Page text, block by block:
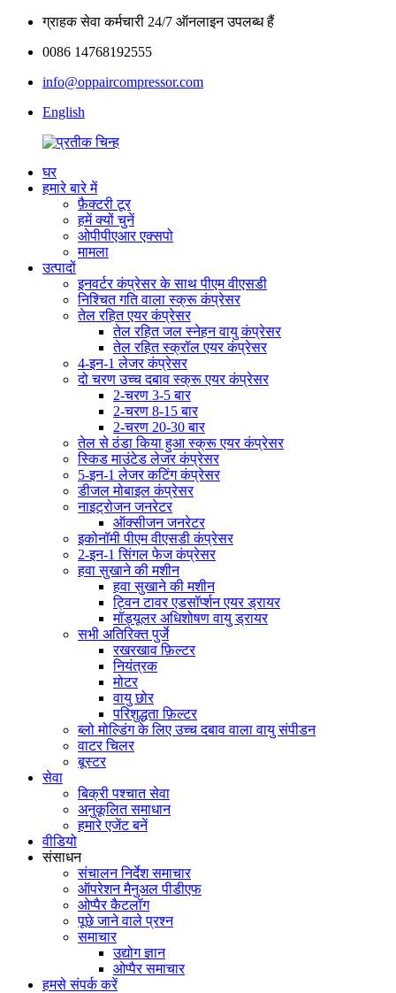
ग्राहक सेवा कर्मचारी 24/7 ऑनलाइन उपलब्ध हैं
0086 14768192555
info@oppaircompressor.com
English
घर
हमारे बारे में
फ़ैक्टरी टूर
हमें क्यों चुनें
ओपीपीएआर एक्सपो
मामला
उत्पादों
इनवर्टर कंप्रेसर के साथ पीएम वीएसडी
निश्चित गति वाला स्क्रू कंप्रेसर
तेल रहित एयर कंप्रेसर
तेल रहित जल स्नेहन वायु कंप्रेसर
तेल रहित स्क्रॉल एयर कंप्रेसर
4-इन-1 लेजर कंप्रेसर
दो चरण उच्च दबाव स्क्रू एयर कंप्रेसर
2-चरण 3-5 बार
2-चरण 8-15 बार
2-चरण 20-30 बार
तेल से ठंडा किया हुआ स्क्रू एयर कंप्रेसर
स्किड माउंटेड लेजर कंप्रेसर
5-इन-1 लेजर कटिंग कंप्रेसर
डीजल मोबाइल कंप्रेसर
नाइट्रोजन जनरेटर
ऑक्सीजन जनरेटर
इकोनॉमी पीएम वीएसडी कंप्रेसर
2-इन-1 सिंगल फेज कंप्रेसर
हवा सुखाने की मशीन
हवा सुखाने की मशीन
ट्विन टावर एडसॉर्प्शन एयर ड्रायर
मॉड्यूलर अधिशोषण वायु ड्रायर
सभी अतिरिक्त पुर्जे
रखरखाव फ़िल्टर
नियंत्रक
मोटर
वायु छोर
परिशुद्धता फ़िल्टर
ब्लो मोल्डिंग के लिए उच्च दबाव वाला वायु संपीडन
वाटर चिलर
बूस्टर
सेवा
बिक्री पश्चात सेवा
अनुकूलित समाधान
हमारे एजेंट बनें
वीडियो
संसाधन
संचालन निर्देश समाचार
ऑपरेशन मैनुअल पीडीएफ
ओप्पैर कैटलॉग
पूछे जाने वाले प्रश्न
समाचार
उद्योग ज्ञान
ओप्पैर समाचार
हमसे संपर्क करें